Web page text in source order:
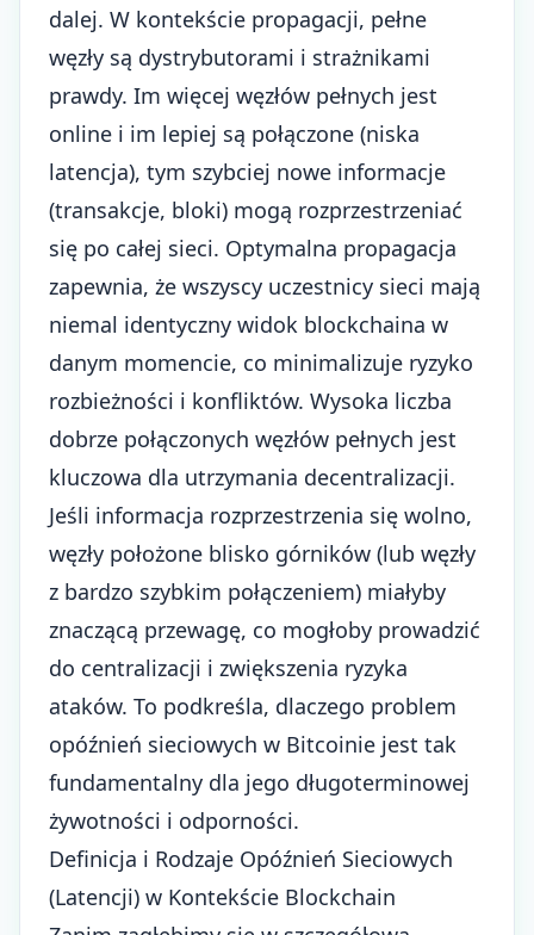
dalej. W kontekście propagacji, pełne
węzły są dystrybutorami i strażnikami
prawdy. Im więcej węzłów pełnych jest
online i im lepiej są połączone (niska
latencja), tym szybciej nowe informacje
(transakcje, bloki) mogą rozprzestrzeniać
się po całej sieci. Optymalna propagacja
zapewnia, że wszyscy uczestnicy sieci mają
niemal identyczny widok blockchaina w
danym momencie, co minimalizuje ryzyko
rozbieżności i konfliktów. Wysoka liczba
dobrze połączonych węzłów pełnych jest
kluczowa dla utrzymania decentralizacji.
Jeśli informacja rozprzestrzenia się wolno,
węzły położone blisko górników (lub węzły
z bardzo szybkim połączeniem) miałyby
znaczącą przewagę, co mogłoby prowadzić
do centralizacji i zwiększenia ryzyka
ataków. To podkreśla, dlaczego problem
opóźnień sieciowych w Bitcoinie jest tak
fundamentalny dla jego długoterminowej
żywotności i odporności.
Definicja i Rodzaje Opóźnień Sieciowych
(Latencji) w Kontekście Blockchain